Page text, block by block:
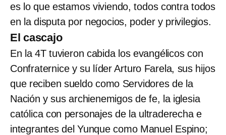
es lo que estamos viviendo, todos contra todos
en la disputa por negocios, poder y privilegios.
El cascajo
En la 4T tuvieron cabida los evangélicos con
Confraternice y su líder Arturo Farela, sus hijos
que reciben sueldo como Servidores de la
Nación y sus archienemigos de fe, la iglesia
católica con personajes de la ultraderecha e
integrantes del Yunque como Manuel Espino;